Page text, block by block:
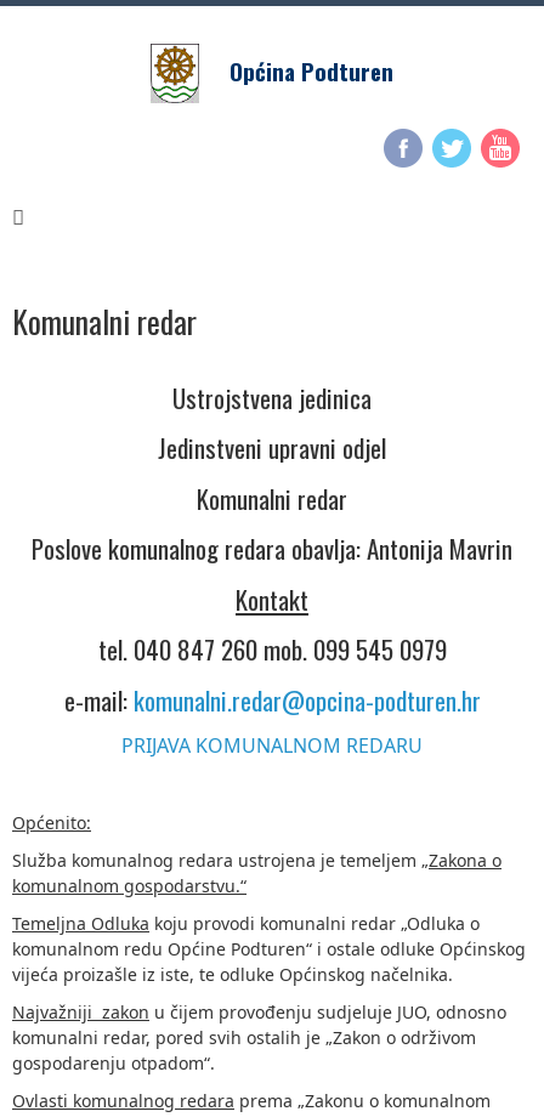
Općina Podturen
Komunalni redar
Ustrojstvena jedinica
Jedinstveni upravni odjel
Komunalni redar
Poslove komunalnog redara obavlja: Antonija Mavrin
Kontakt
tel. 040 847 260 mob. 099 545 0979
e-mail:komunalni.redar@opcina-podturen.hr
PRIJAVA KOMUNALNOM REDARU
Općenito:
Služba komunalnog redara ustrojena je temeljem „Zakona o
komunalnom gospodarstvu.“
Temeljna Odluka koju provodi komunalni redar „Odluka o
komunalnom redu Općine Podturen“ i ostale odluke Općinskog
vijeća proizašle iz iste, te odluke Općinskog načelnika.
Najvažniji zakon u čijem provođenju sudjeluje JUO, odnosno
komunalni redar, pored svih ostalih je „Zakon o održivom
gospodarenju otpadom“.
Ovlasti komunalnog redara prema „Zakonu o komunalnom